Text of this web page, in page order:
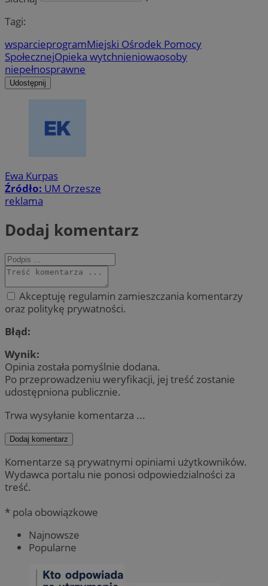
Tagi:
wsparcieprogramMiejski Ośrodek Pomocy
SpołecznejOpieka wytchnieniowaosoby
niepełnosprawne
Udostępnij
Ewa Kurpas
Źródło: UM Orzesze
reklama
Dodaj komentarz
Akceptuję regulamin zamieszczania komentarzy
oraz politykę prywatności.
Błąd:
Wynik:
Opinia została pomyślnie dodana.
Po przeprowadzeniu weryfikacji, jej treść zostanie
udostępniona publicznie.
Trwa wysyłanie komentarza ...
Dodaj komentarz
Komentarze są prywatnymi opiniami użytkowników.
Wydawca portalu nie ponosi odpowiedzialności za
treść.
* pola obowiązkowe
Najnowsze
Popularne